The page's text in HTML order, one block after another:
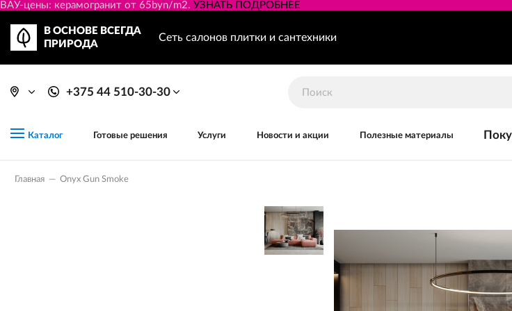
ВАУ-цены: керамогранит от 65byn/m2. УЗНАТЬ ПОДРОБНЕЕ
В ОСНОВЕ ВСЕГДА
ПРИРОДА
Сеть салонов плитки и сантехники
+375 44 510-30-30
Каталог Готовые решения Услуги Новости и акции Полезные материалы
Главная — Onyx Gun Smoke